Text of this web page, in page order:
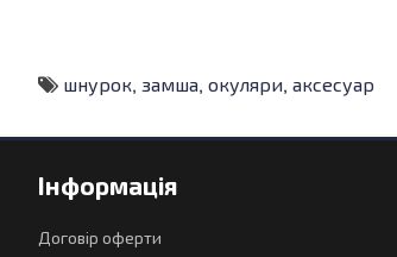
шнурок, замша, окуляри, аксесуар
Інформація
Договір оферти